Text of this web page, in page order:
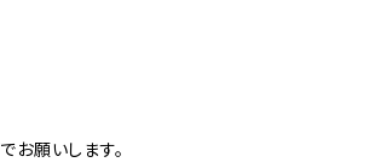
お願いします。